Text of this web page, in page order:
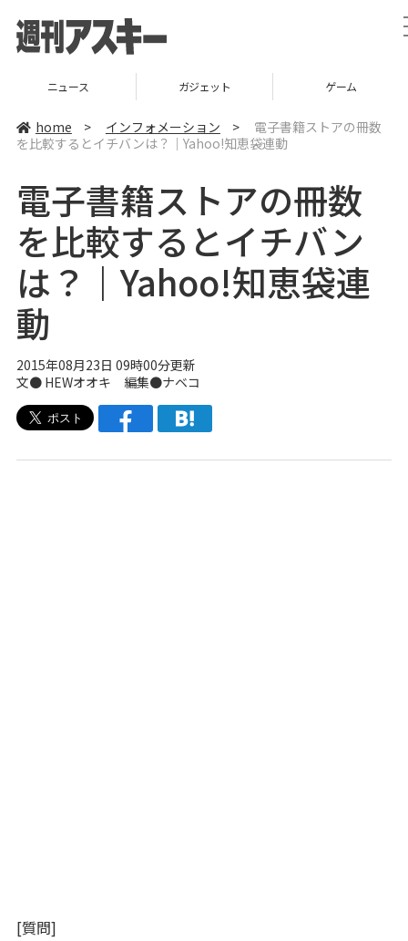
ニュース ガジェット ゲーム
home > インフォメーション >
電子書籍ストアの冊数
を比較するとイチバンは？｜Yahoo!知恵袋連動
電子書籍ストアの冊数
を比較するとイチバン
は？｜Yahoo!知恵袋連
動
2015年08月23日 09時00分更新
文● HEWオオキ 編集●ナベコ
[質問]